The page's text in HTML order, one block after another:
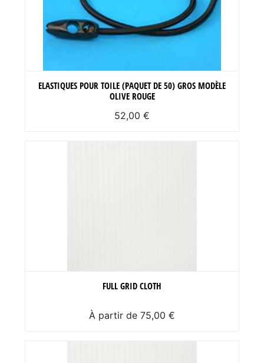
ELASTIQUES POUR TOILE (PAQUET DE 50) GROS MODÈLE
OLIVE ROUGE
52,00 €
FULL GRID CLOTH
À partir de 75,00 €